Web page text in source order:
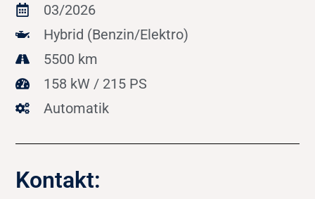
03/2026
Hybrid (Benzin/Elektro)
5500 km
158 kW / 215 PS
Automatik
Kontakt: